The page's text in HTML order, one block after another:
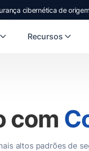
cibernética de
Recursos
com
altos padrões de